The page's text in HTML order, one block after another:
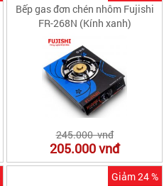
Bếp gas đơn chén nhôm Fujishi
FR-268N (Kính xanh)
245.000 vnđ
205.000vnđ
Giảm 24 %